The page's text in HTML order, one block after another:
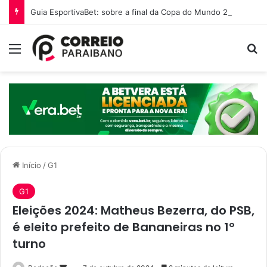
Guia EsportivaBet: sobre a final da Copa do Mundo 2026
Menu
Início /G1
G1
Eleições 2024: Matheus Bezerra, do PSB,
é eleito prefeito de Bananeiras no 1º
turno